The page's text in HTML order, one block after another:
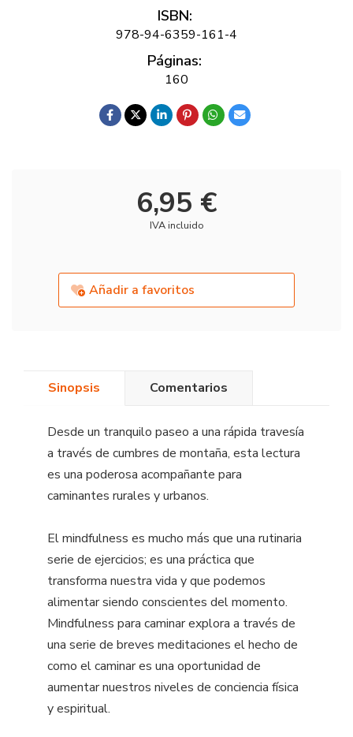
ISBN:
978-94-6359-161-4
Páginas:
160
6,95 €
IVA incluido
Añadir a favoritos
Sinopsis Comentarios
Desde un tranquilo paseo a una rápida travesía
a través de cumbres de montaña, esta lectura
es una poderosa acompañante para
caminantes rurales y urbanos.
El mindfulness es mucho más que una rutinaria
serie de ejercicios; es una práctica que
transforma nuestra vida y que podemos
alimentar siendo conscientes del momento.
Mindfulness para caminar explora a través de
una serie de breves meditaciones el hecho de
como el caminar es una oportunidad de
aumentar nuestros niveles de conciencia física
y espiritual.